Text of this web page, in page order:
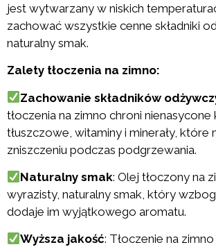
jest wytwarzany w niskich
zachować wszystkie cenne składniki
naturalny smak.
Zalety tłoczenia na zimno:
Zachowanie składników
tłoczenia na zimno chroni nienasycone
tłuszczowe, witaminy i minerały, które
zniszczeniu podczas podgrzewania.
Naturalny smak: Olej tłoczony na
wyrazisty, naturalny smak, który
dodaje im wyjątkowego aromatu.
Wyższa jakość: Tłoczenie na